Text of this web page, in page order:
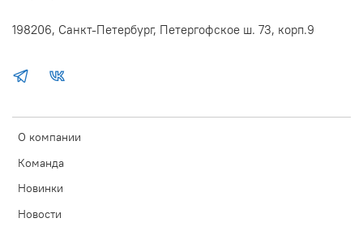
О компании
Команда
Новинки
Новости
198206, Санкт-Петербург, Петергофское ш. 73, корп.9